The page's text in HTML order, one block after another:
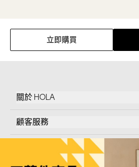
立即購買
關於 HOLA
顧客服務